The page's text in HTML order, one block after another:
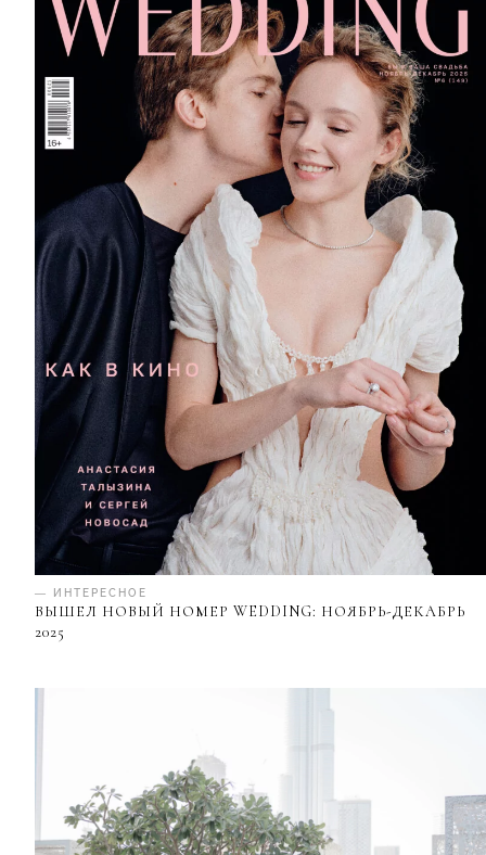
— ИНТЕРЕСНОЕ
ВЫШЕЛ НОВЫЙ НОМЕР WEDDING: НОЯБРЬ-ДЕКАБРЬ
2025